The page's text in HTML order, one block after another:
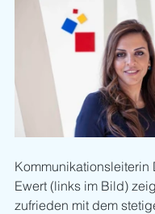
Kommunikationsleiterin
Ewert (links im Bild)
zufrieden mit dem